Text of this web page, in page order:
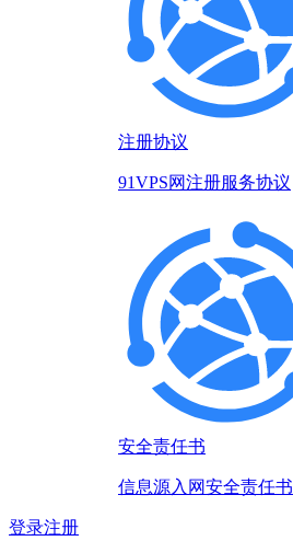
注册协议
91VPS网注册服务协议
安全责任书
信息源入网安全责任书
登录注册